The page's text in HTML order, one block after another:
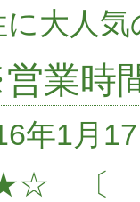
大人気
業時
年1月
〔 営